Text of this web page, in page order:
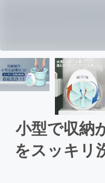
小型で収納
をスッキリ